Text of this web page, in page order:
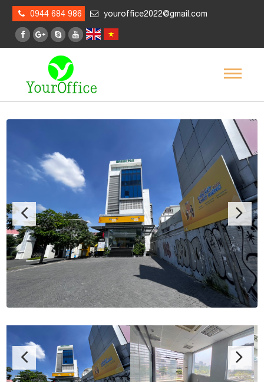
0944 684 986 youroffice2022@gmail.com